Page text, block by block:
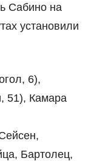
Сабино на
установили
6),
51), Камара
Бартолец,